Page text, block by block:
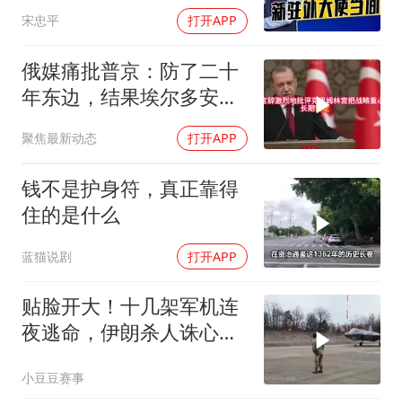
宋忠平 打开APP
俄媒痛批普京：防了二十
年东边，结果埃尔多安把
聚焦最新动态 打开APP
钱不是护身符，真正靠得
住的是什么
蓝猫说剧 打开APP
贴脸开大！十几架军机连
夜逃命，伊朗杀人诛心，
小豆豆赛事